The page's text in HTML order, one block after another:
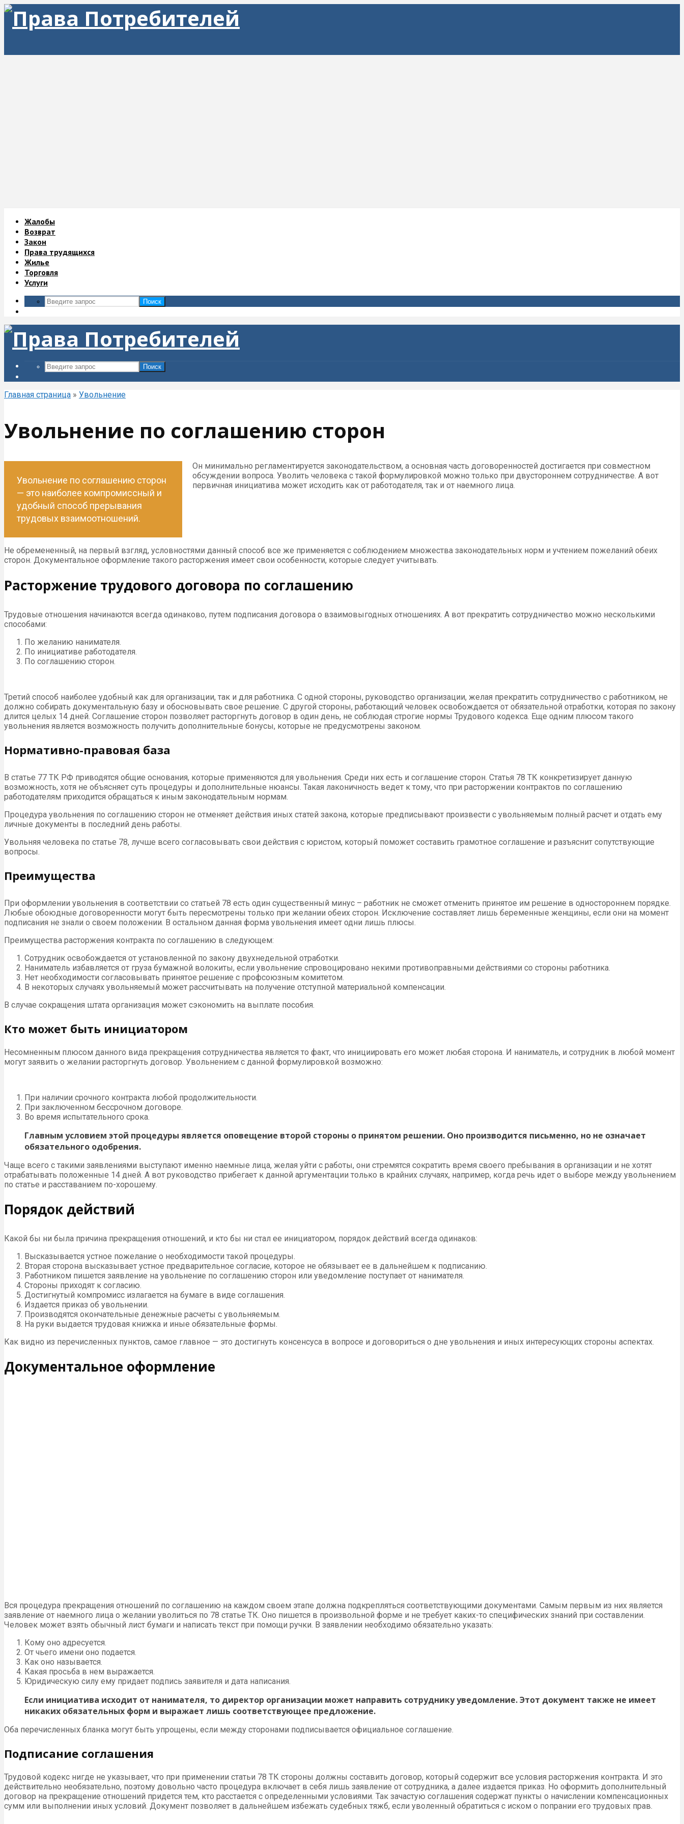
Жалобы
Возврат
Закон
Права трудящихся
Жилье
Торговля
Услуги
Поиск
Поиск
Главная страница » Увольнение
Увольнение по соглашению сторон
Увольнение по соглашению сторон
— это наиболее компромиссный и
удобный способ прерывания
трудовых взаимоотношений.
Он минимально регламентируется законодательством, а основная часть договоренностей достигается при совместном
обсуждении вопроса. Уволить человека с такой формулировкой можно только при двустороннем сотрудничестве. А вот
первичная инициатива может исходить как от работодателя, так и от наемного лица.
Не обремененный, на первый взгляд, условностями данный способ все же применяется с соблюдением множества законодательных норм и учтением пожеланий обеих
сторон. Документальное оформление такого расторжения имеет свои особенности, которые следует учитывать.
Расторжение трудового договора по соглашению
Трудовые отношения начинаются всегда одинаково, путем подписания договора о взаимовыгодных отношениях. А вот прекратить сотрудничество можно несколькими
способами:
По желанию нанимателя.
По инициативе работодателя.
По соглашению сторон.
Третий способ наиболее удобный как для организации, так и для работника. С одной стороны, руководство организации, желая прекратить сотрудничество с работником, не
должно собирать документальную базу и обосновывать свое решение. С другой стороны, работающий человек освобождается от обязательной отработки, которая по закону
длится целых 14 дней. Соглашение сторон позволяет расторгнуть договор в один день, не соблюдая строгие нормы Трудового кодекса. Еще одним плюсом такого
увольнения является возможность получить дополнительные бонусы, которые не предусмотрены законом.
Нормативно-правовая база
В статье 77 ТК РФ приводятся общие основания, которые применяются для увольнения. Среди них есть и соглашение сторон. Статья 78 ТК конкретизирует данную
возможность, хотя не объясняет суть процедуры и дополнительные нюансы. Такая лаконичность ведет к тому, что при расторжении контрактов по соглашению
работодателям приходится обращаться к иным законодательным нормам.
Процедура увольнения по соглашению сторон не отменяет действия иных статей закона, которые предписывают произвести с увольняемым полный расчет и отдать ему
личные документы в последний день работы.
Увольняя человека по статье 78, лучше всего согласовывать свои действия с юристом, который поможет составить грамотное соглашение и разъяснит сопутствующие
вопросы.
Преимущества
При оформлении увольнения в соответствии со статьей 78 есть один существенный минус – работник не сможет отменить принятое им решение в одностороннем порядке.
Любые обоюдные договоренности могут быть пересмотрены только при желании обеих сторон. Исключение составляет лишь беременные женщины, если они на момент
подписания не знали о своем положении. В остальном данная форма увольнения имеет одни лишь плюсы.
Преимущества расторжения контракта по соглашению в следующем:
Сотрудник освобождается от установленной по закону двухнедельной отработки.
Наниматель избавляется от груза бумажной волокиты, если увольнение спровоцировано некими противоправными действиями со стороны работника.
Нет необходимости согласовывать принятое решение с профсоюзным комитетом.
В некоторых случаях увольняемый может рассчитывать на получение отступной материальной компенсации.
В случае сокращения штата организация может сэкономить на выплате пособия.
Кто может быть инициатором
Несомненным плюсом данного вида прекращения сотрудничества является то факт, что инициировать его может любая сторона. И наниматель, и сотрудник в любой момент
могут заявить о желании расторгнуть договор. Увольнением с данной формулировкой возможно:
При наличии срочного контракта любой продолжительности.
При заключенном бессрочном договоре.
Во время испытательного срока.
Главным условием этой процедуры является оповещение второй стороны о принятом решении. Оно производится письменно, но не означает
обязательного одобрения.
Чаще всего с такими заявлениями выступают именно наемные лица, желая уйти с работы, они стремятся сократить время своего пребывания в организации и не хотят
отрабатывать положенные 14 дней. А вот руководство прибегает к данной аргументации только в крайних случаях, например, когда речь идет о выборе между увольнением
по статье и расставанием по-хорошему.
Порядок действий
Какой бы ни была причина прекращения отношений, и кто бы ни стал ее инициатором, порядок действий всегда одинаков:
Высказывается устное пожелание о необходимости такой процедуры.
Вторая сторона высказывает устное предварительное согласие, которое не обязывает ее в дальнейшем к подписанию.
Работником пишется заявление на увольнение по соглашению сторон или уведомление поступает от нанимателя.
Стороны приходят к согласию.
Достигнутый компромисс излагается на бумаге в виде соглашения.
Издается приказ об увольнении.
Производятся окончательные денежные расчеты с увольняемым.
На руки выдается трудовая книжка и иные обязательные формы.
Как видно из перечисленных пунктов, самое главное — это достигнуть консенсуса в вопросе и договориться о дне увольнения и иных интересующих стороны аспектах.
Документальное оформление
Вся процедура прекращения отношений по соглашению на каждом своем этапе должна подкрепляться соответствующими документами. Самым первым из них является
заявление от наемного лица о желании уволиться по 78 статье ТК. Оно пишется в произвольной форме и не требует каких-то специфических знаний при составлении.
Человек может взять обычный лист бумаги и написать текст при помощи ручки. В заявлении необходимо обязательно указать:
Кому оно адресуется.
От чьего имени оно подается.
Как оно называется.
Какая просьба в нем выражается.
Юридическую силу ему придает подпись заявителя и дата написания.
Если инициатива исходит от нанимателя, то директор организации может направить сотруднику уведомление. Этот документ также не имеет
никаких обязательных форм и выражает лишь соответствующее предложение.
Оба перечисленных бланка могут быть упрощены, если между сторонами подписывается официальное соглашение.
Подписание соглашения
Трудовой кодекс нигде не указывает, что при применении статьи 78 ТК стороны должны составить договор, который содержит все условия расторжения контракта. И это
действительно необязательно, поэтому довольно часто процедура включает в себя лишь заявление от сотрудника, а далее издается приказ. Но оформить дополнительный
договор на прекращение отношений придется тем, кто расстается с определенными условиями. Так зачастую соглашения содержат пункты о начислении компенсационных
сумм или выполнении иных условий. Документ позволяет в дальнейшем избежать судебных тяжб, если уволенный обратиться с иском о попрании его трудовых прав.